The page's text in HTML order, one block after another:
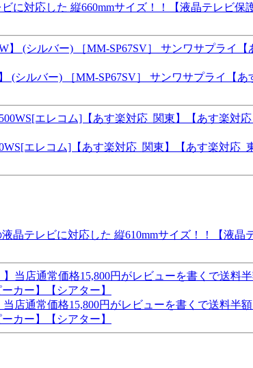
に対応した 縦660mmサイズ！！【液晶テレビ保
(シルバー) ［MM-SP67SV］ サンワサプライ【
エレコム]【あす楽対応_関東】【あす楽対応_
晶テレビに対応した 縦610mmサイズ！！【液晶
店通常価格15,800円がレビューを書くで送料半
カー】【シアター】